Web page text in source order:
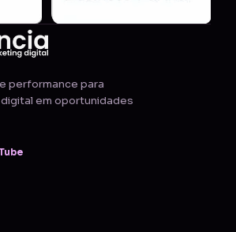
performance para
em oportunidades